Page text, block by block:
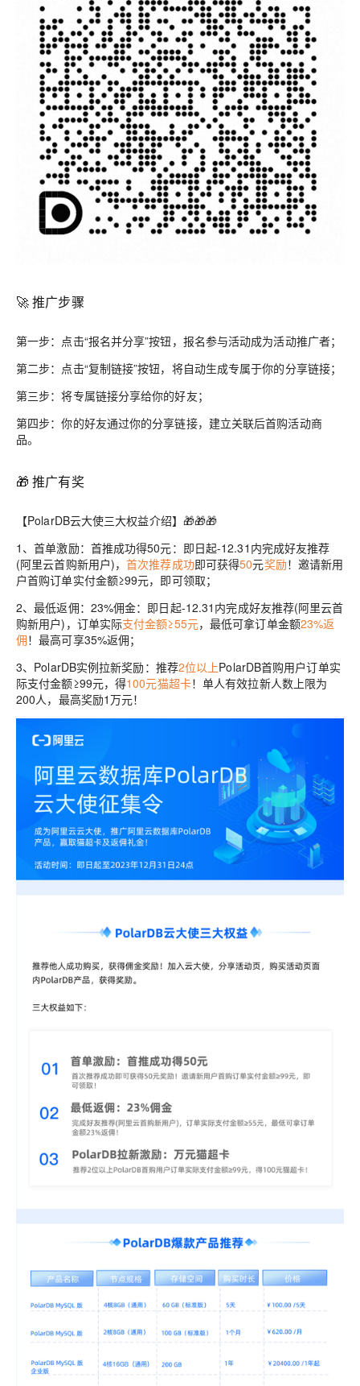
🚀 推广步骤
第一步：点击“报名并分享”按钮，报名参与活动成为活动推广者；
第二步：点击“复制链接”按钮，将自动生成专属于你的分享链接；
第三步：将专属链接分享给你的好友；
第四步：你的好友通过你的分享链接，建立关联后首购活动商
品。
🎁 推广有奖
【PolarDB云大使三大权益介绍】 🎁🎁🎁
1、首单激励：首推成功得50元： 即日起-12.31内完成好友推荐
(阿里云首购新用户)，首次推荐成功即可获得50元奖励！邀请新用
户首购订单实付金额≥99元，即可领取；
2、最低返佣：23%佣金： 即日起-12.31内完成好友推荐(阿里云首
购新用户)，订单实际支付金额≥55元，最低可拿订单金额23%返
佣！最高可享35%返佣；
3、 PolarDB实例拉新奖励： 推荐2位以上PolarDB首购用户订单实
际支付金额≥99元，得100元猫超卡！单人有效拉新人数上限为
200人，最高奖励1万元！